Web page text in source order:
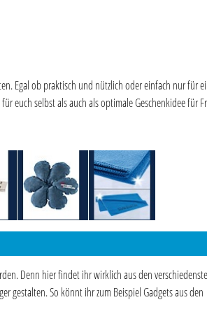
Egal ob praktisch und nützlich oder einfach nur für
euch selbst als auch als optimale Geschenkidee für
Denn hier findet ihr wirklich aus den
gestalten. So könnt ihr zum Beispiel Gadgets aus den